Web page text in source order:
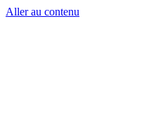
Aller au contenu